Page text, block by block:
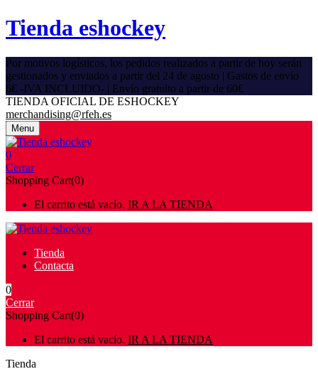
Tienda eshockey
Por motivos logísticos, los pedidos realizados a partir de hoy serán
gestionados y enviados a partir del 24 de agosto | Gastos de envío
6€ -IVA INCLUIDO- | Envío gratuito a partir de 60€
TIENDA OFICIAL DE ESHOCKEY
merchandising@rfeh.es
Menu
0
Cerrar
Shopping Cart(0)
El carrito está vacío. IR A LA TIENDA
Tienda
Contacta
0
Cerrar
Shopping Cart(0)
El carrito está vacío. IR A LA TIENDA
Tienda